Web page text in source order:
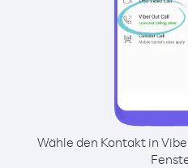
Wähle den Kontakt in